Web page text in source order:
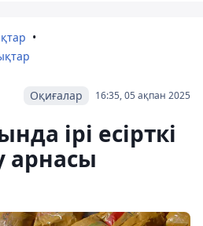
16:35, 05 ақпан 2025
Оқиғалар
ірі есірткі
арнасы